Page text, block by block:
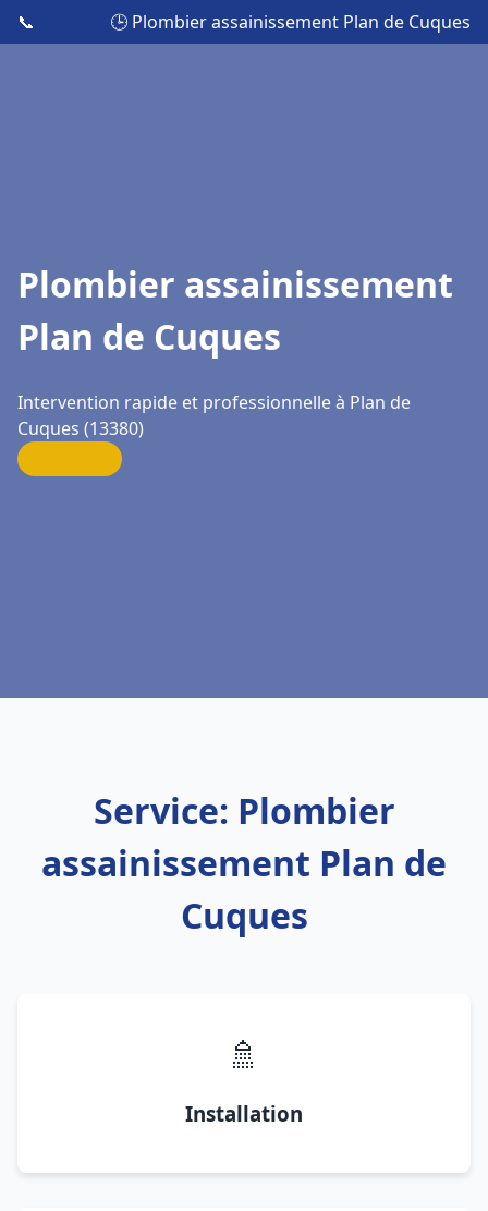
📞 🕒 Plombier assainissement Plan de Cuques
Plombier assainissement
Plan de Cuques
Intervention rapide et professionnelle à Plan de
Cuques (13380)
Service: Plombier
assainissement Plan de
Cuques
🚿
Installation